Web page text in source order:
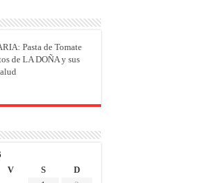
Pasta de Tomate
de LA DOÑA y sus
V S
D